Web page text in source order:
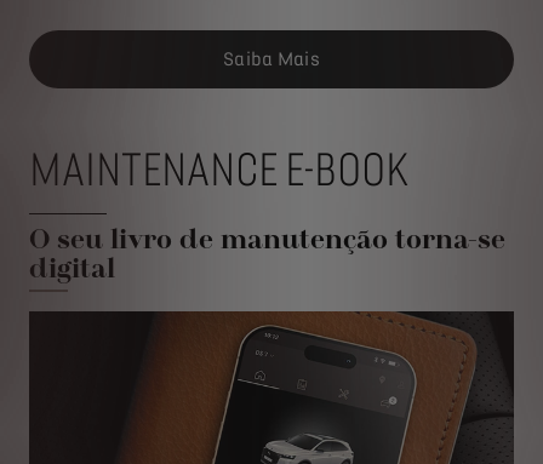
Saiba Mais
MAINTENANCE E-BOOK
O seu livro de manutenção torna-se
digital